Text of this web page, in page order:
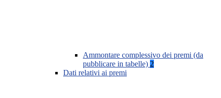
Ammontare complessivo dei premi (da
pubblicare in tabelle) 2
Dati relativi ai premi